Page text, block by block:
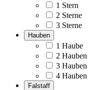
1 Stern
2 Sterne
3 Sterne
Hauben
1 Haube
2 Hauben
3 Hauben
4 Hauben
Falstaff